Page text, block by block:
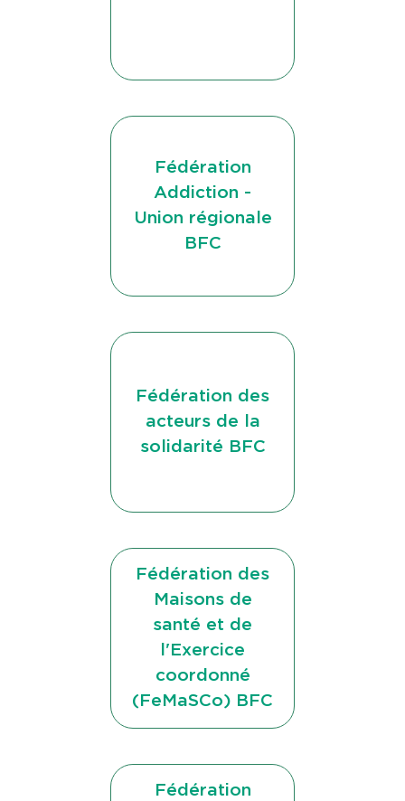
Fédération
Addiction -
Union régionale
BFC
Fédération des
acteurs de la
solidarité BFC
Fédération des
Maisons de
santé et de
l'Exercice
coordonné
(FeMaSCo) BFC
Fédération